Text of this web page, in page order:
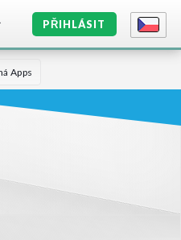
PŘIHLÁSIT
Apps